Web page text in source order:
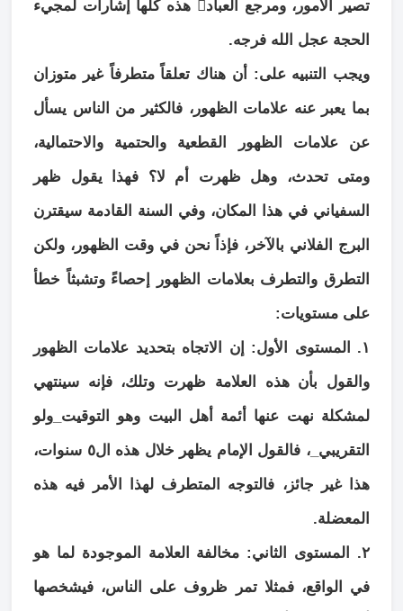
تصير الأمور، ومرجع العباد هذه كلها إشارات لمجيء
الحجة عجل الله فرجه.
ويجب التنبيه على: أن هناك تعلقاً متطرفاً غير متوزان
بما يعبر عنه علامات الظهور، فالكثير من الناس يسأل
عن علامات الظهور القطعية والحتمية والاحتمالية،
ومتى تحدث، وهل ظهرت أم لا؟ فهذا يقول ظهر
السفياني في هذا المكان، وفي السنة القادمة سيقترن
البرج الفلاني بالآخر، فإذاً نحن في وقت الظهور، ولكن
التطرق والتطرف بعلامات الظهور إحصاءً وتشبثاً خطأ
على مستويات:
١. المستوى الأول: إن الاتجاه بتحديد علامات الظهور
والقول بأن هذه العلامة ظهرت وتلك، فإنه سينتهي
لمشكلة نهت عنها أئمة أهل البيت وهو التوقيت_ولو
التقريبي_، فالقول الإمام يظهر خلال هذه ال٥ سنوات،
هذا غير جائز، فالتوجه المتطرف لهذا الأمر فيه هذه
المعضلة.
٢. المستوى الثاني: مخالفة العلامة الموجودة لما هو
في الواقع، فمثلا تمر ظروف على الناس، فيشخصها